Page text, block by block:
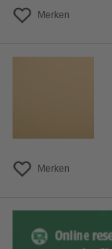
Merken
Merken